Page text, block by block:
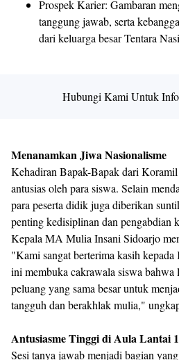
​Prospek Karier: Gambaran
tanggung jawab, serta
dari keluarga besar Tentara
Hubungi Kami Untuk
​Menanamkan Jiwa Nasionalisme
​Kehadiran Bapak-Bapak dari
antusias oleh para siswa. Selain
para peserta didik juga diberikan
penting kedisiplinan dan pengabdian
​Kepala MA Mulia Insani Sidoarjo
"Kami sangat berterima kasih
ini membuka cakrawala siswa
peluang yang sama besar untuk
tangguh dan berakhlak mulia,"
​Antusiasme Tinggi di Aula Lantai 1
​Sesi tanya jawab menjadi bagian